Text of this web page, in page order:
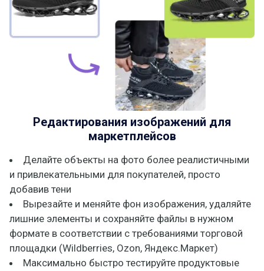
Редактирования изображений для
маркетплейсов
Делайте объекты на фото более реалистичными
и привлекательными для покупателей, просто
добавив тени
Вырезайте и меняйте фон изображения, удаляйте
лишние элементы и сохраняйте файлы в нужном
формате в соответствии с требованиями торговой
площадки (Wildberries, Ozon, Яндекс.Маркет)
Максимально быстро тестируйте продуктовые